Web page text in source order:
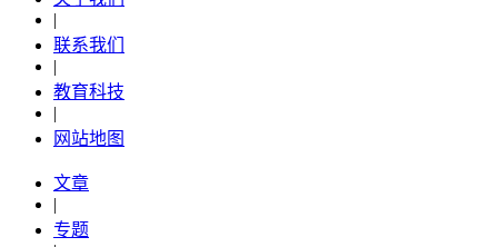
|
联系我们
|
教育科技
|
网站地图
文章
|
专题